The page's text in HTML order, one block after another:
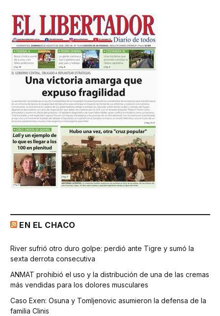
EN EL CHACO
River sufrió otro duro golpe: perdió ante Tigre y sumó la
sexta derrota consecutiva
ANMAT prohibió el uso y la distribución de una de las cremas
más vendidas para los dolores musculares
Caso Exen: Osuna y Tomljenovic asumieron la defensa de la
familia Clinis